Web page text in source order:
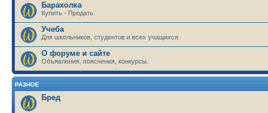
Барахолка
Купить - Продать
Учеба
Для школьников, студентов и всех учащихся.
О форуме и сайте
Объявления, пояснения, конкурсы.
РАЗНОЕ
Бред